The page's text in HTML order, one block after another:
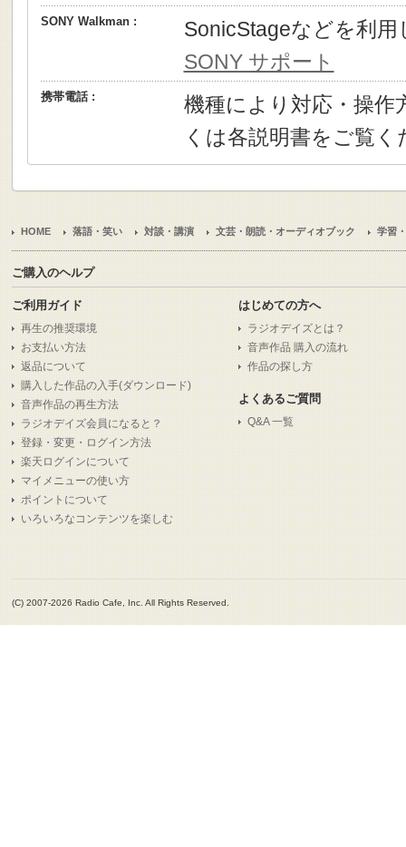
SONY Walkman :
SonicStageなどを利
SONY サポート
携帯電話 :
機種により対応・操作
くは各説明書をご覧く
HOME 落語・笑い 対談・講演 文芸・朗読・オーディオブック 学習
ご購入のヘルプ
ご利用ガイド
再生の推奨環境
お支払い方法
返品について
購入した作品の入手(ダウンロード)
音声作品の再生方法
ラジオデイズ会員になると？
登録・変更・ログイン方法
楽天ログインについて
マイメニューの使い方
ポイントについて
いろいろなコンテンツを楽しむ
はじめての方へ
ラジオデイズとは？
音声作品 購入の流れ
作品の探し方
よくあるご質問
Q&A 一覧
(C) 2007-2026 Radio Cafe, Inc. All Rights Reserved.